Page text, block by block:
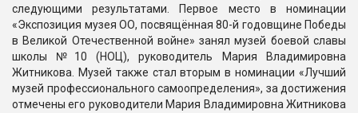
следующими результатами. Первое место в номинации
«Экспозиция музея ОО, посвящённая 80-й годовщине Победы
в Великой Отечественной войне» занял музей боевой славы
школы №10 (НОЦ), руководитель Мария Владимировна
Житникова. Музей также стал вторым в номинации «Лучший
музей профессионального самоопределения», за достижения
отмечены его руководители Мария Владимировна Житникова